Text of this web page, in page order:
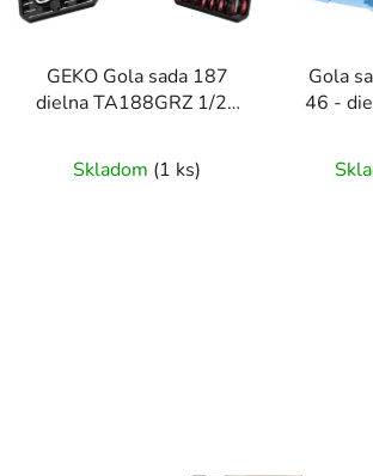
GEKO Gola sada 187
dielna TA188GRZ 1/2",
Skladom (1 ks)
Gola
46 -